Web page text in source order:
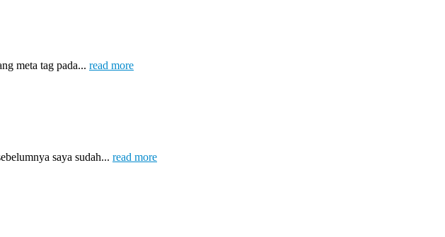
meta tag pada... read more
saya sudah... read more